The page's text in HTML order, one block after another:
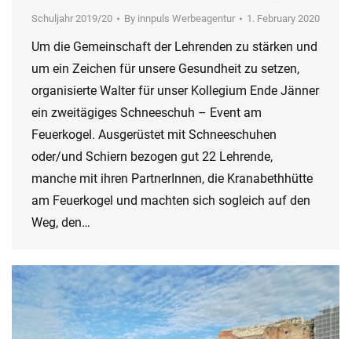
Schuljahr 2019/20 By innpuls Werbeagentur 1. February 2020
Um die Gemeinschaft der Lehrenden zu stärken und
um ein Zeichen für unsere Gesundheit zu setzen,
organisierte Walter für unser Kollegium Ende Jänner
ein zweitägiges Schneeschuh – Event am
Feuerkogel. Ausgerüstet mit Schneeschuhen
oder/und Schiern bezogen gut 22 Lehrende,
manche mit ihren PartnerInnen, die Kranabethhütte
am Feuerkogel und machten sich sogleich auf den
Weg, den…